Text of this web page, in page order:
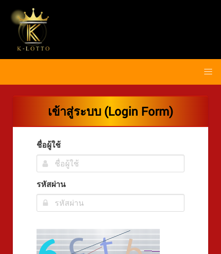
เข้าสู่ระบบ (Login Form)
ชื่อผู้ใช้
รหัสผ่าน